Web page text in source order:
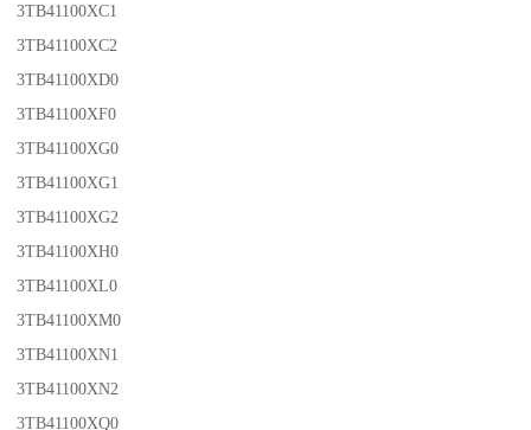
3TB41100XC1
3TB41100XC2
3TB41100XD0
3TB41100XF0
3TB41100XG0
3TB41100XG1
3TB41100XG2
3TB41100XH0
3TB41100XL0
3TB41100XM0
3TB41100XN1
3TB41100XN2
3TB41100XQ0